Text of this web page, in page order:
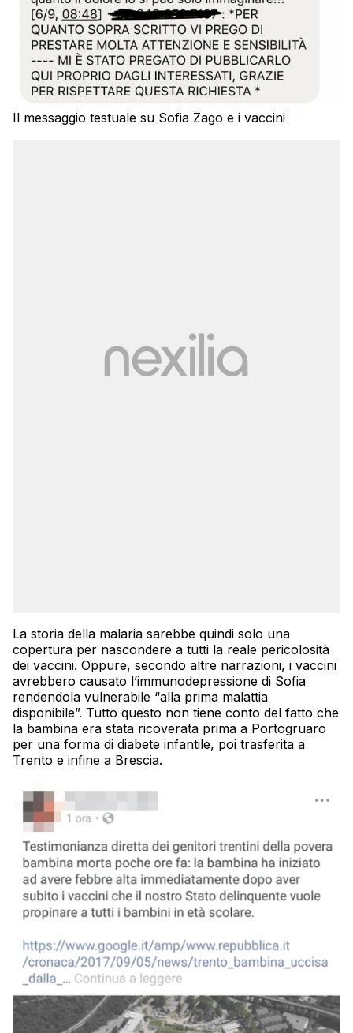
Il messaggio testuale su Sofia Zago e i vaccini
La storia della malaria sarebbe quindi solo una
copertura per nascondere a tutti la reale pericolosità
dei vaccini. Oppure, secondo altre narrazioni, i vaccini
avrebbero causato l’immunodepressione di Sofia
rendendola vulnerabile “alla prima malattia
disponibile”. Tutto questo non tiene conto del fatto che
la bambina era stata ricoverata prima a Portogruaro
per una forma di diabete infantile, poi trasferita a
Trento e infine a Brescia.